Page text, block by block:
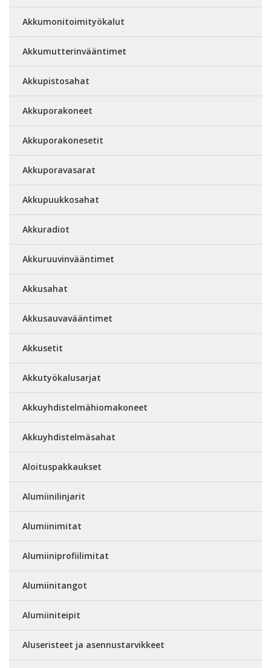
Akkumonitoimityökalut
Akkumutterinvääntimet
Akkupistosahat
Akkuporakoneet
Akkuporakonesetit
Akkuporavasarat
Akkupuukkosahat
Akkuradiot
Akkuruuvinvääntimet
Akkusahat
Akkusauvavääntimet
Akkusetit
Akkutyökalusarjat
Akkuyhdistelmähiomakoneet
Akkuyhdistelmäsahat
Aloituspakkaukset
Alumiinilinjarit
Alumiinimitat
Alumiiniprofiilimitat
Alumiinitangot
Alumiiniteipit
Aluseristeet ja asennustarvikkeet